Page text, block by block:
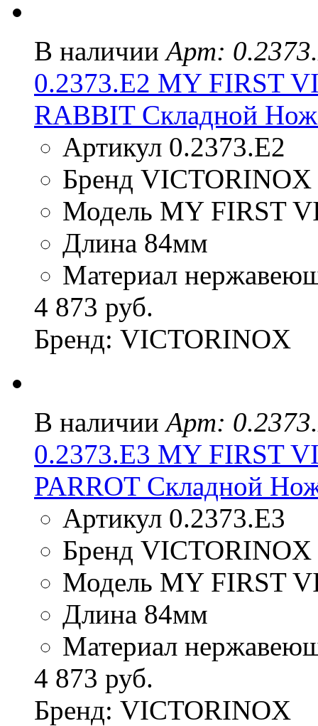
В наличии Арт:
0.2373.E2 MY FIRST
RABBIT Складной
Артикул 0.2373.E2
Бренд VICTORINOX
Модель MY FIRST
Длина 84мм
Материал
4 873 руб.
Бренд: VICTORINOX
В наличии Арт:
0.2373.E3 MY FIRST
PARROT Складной
Артикул 0.2373.E3
Бренд VICTORINOX
Модель MY FIRST
Длина 84мм
Материал
4 873 руб.
Бренд: VICTORINOX